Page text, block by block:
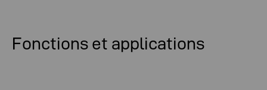
Fonctions et applications